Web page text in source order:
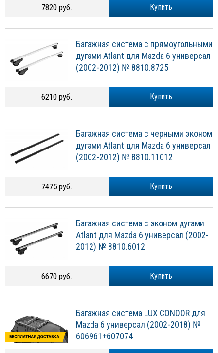
Купить
7820 руб.
Багажная система с прямоугольными
дугами Atlant для Mazda 6 универсал
(2002-2012) № 8810.8725
Купить
6210 руб.
Багажная система с черными эконом
дугами Atlant для Mazda 6 универсал
(2002-2012) № 8810.11012
Купить
7475 руб.
Багажная система с эконом дугами
Atlant для Mazda 6 универсал (2002-
2012) № 8810.6012
Купить
6670 руб.
Багажная система LUX CONDOR для
Mazda 6 универсал (2002-2018) №
606961+607074